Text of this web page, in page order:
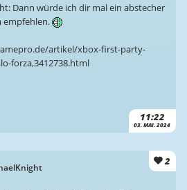
11:22
03. MAI. 2024
Dann würde ich dir mal ein abstecher
empfehlen.
artikel/xbox-first-party-
forza,3412738.html
2